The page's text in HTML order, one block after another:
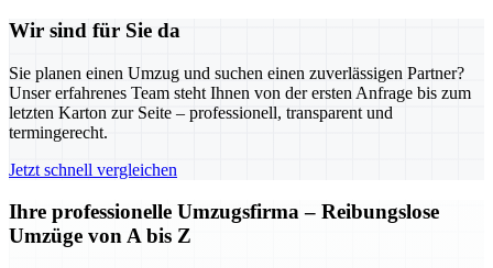
Wir sind für Sie da
Sie planen einen Umzug und suchen einen zuverlässigen Partner?
Unser erfahrenes Team steht Ihnen von der ersten Anfrage bis zum
letzten Karton zur Seite – professionell, transparent und
termingerecht.
Jetzt schnell vergleichen
Ihre professionelle Umzugsfirma – Reibungslose
Umzüge von A bis Z